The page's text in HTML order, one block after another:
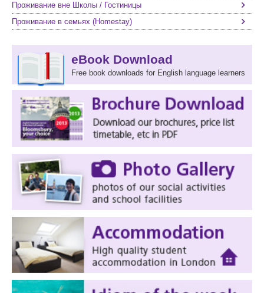
Проживание вне Школы / Гостиницы
Проживание в семьях (Homestay)
eBook Download
Free book downloads for English language learners